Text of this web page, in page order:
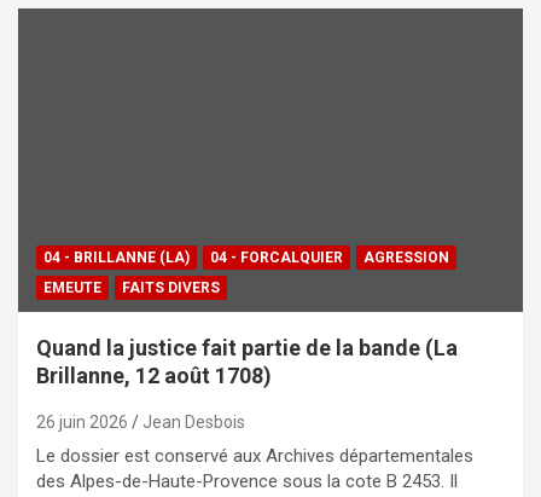
04 - BRILLANNE (LA) 04 - FORCALQUIER
AGRESSION
EMEUTE
FAITS DIVERS
Quand la justice fait partie de la bande (La
Brillanne, 12 août 1708)
26 juin 2026 Jean Desbois
Le dossier est conservé aux Archives départementales
des Alpes-de-Haute-Provence sous la cote B 2453. Il